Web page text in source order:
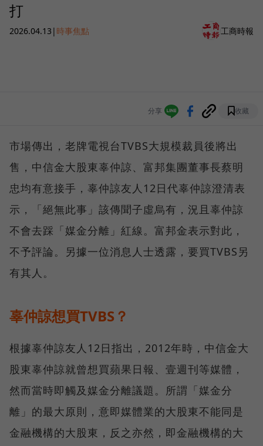
打
2026.04.13 | 時事焦點 工商時報
分享 收藏
市場傳出，老牌電視台TVBS大規模裁員後將出
售，中信金大股東辜仲諒、富邦集團董事長蔡明
忠均有意接手，辜仲諒友人12日代辜仲諒澄清表
示，「絕無此事」該傳聞子虛烏有，況且辜仲諒
不會去踩「媒金分離」紅線。富邦金表示對此，
不予評論。另據一位消息人士透露，要買TVBS另
有其人。
辜仲諒想買TVBS？
根據辜仲諒友人12日指出，2012年時，中信金大
股東辜仲諒就曾想買蘋果日報、壹週刊等媒體，
然而當時即觸及媒金分離議題。所謂「媒金分
離」的最大原則，意即媒體業的大股東不能同是
金融機構的大股東，反之亦然，即金融機構的大